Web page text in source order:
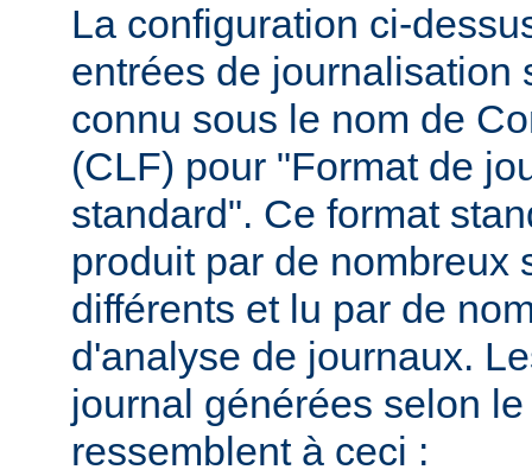
La configuration ci-
entrées de journalisation
connu sous le nom de
(CLF) pour "Format de
standard". Ce format
produit par de nombreux
différents et lu par de
d'analyse de journaux.
journal générées selon
ressemblent à ceci :